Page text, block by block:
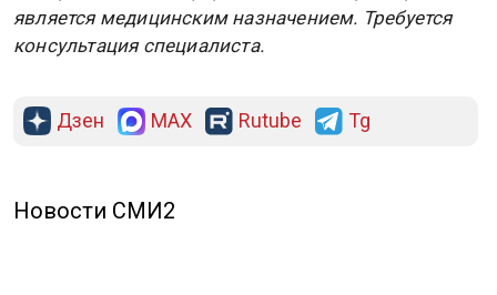
является медицинским назначением. Требуется
консультация специалиста.
Дзен MAX Rutube Tg
Новости СМИ2